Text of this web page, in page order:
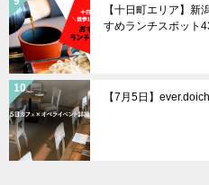
【十日町エリア】
すめランチスポット
【7月5日】